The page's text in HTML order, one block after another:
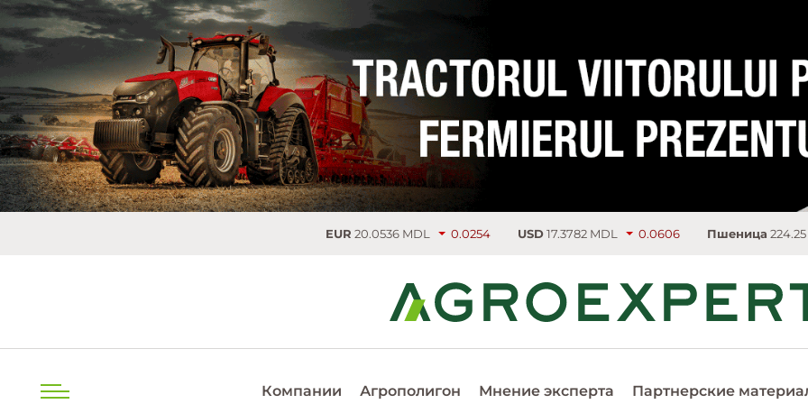
20.0536 MDL 0.0254 USD17.3782 MDL 0.0606 Пшеница 224.25 €/т 3.75
Компании Агрополигон Мнение эксперта Партнерские